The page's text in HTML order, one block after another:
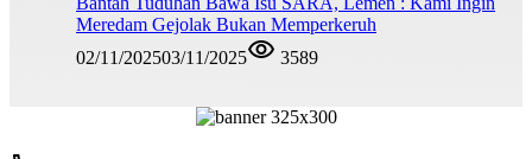
Meredam Gejolak Bukan Memperkeruh
02/11/202503/11/2025 3589